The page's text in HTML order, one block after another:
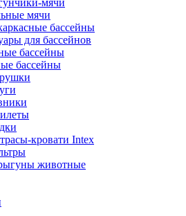
мячи
мячи
бассейны
для бассейнов
бассейны
бассейны
кровати Intex
животные